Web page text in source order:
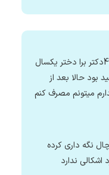
سلام من شربت فارمنشین بی دی 457دکتر برا دختر یکسال
بود حالا بعد از
میتونم مصرف کنم
نگه داری کرده
ندارد